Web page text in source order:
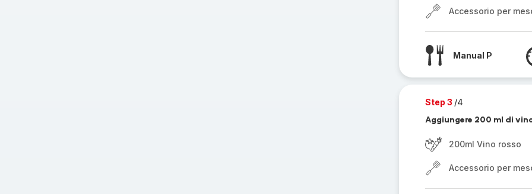
Accessorio per
Manual P
Step 3 /4
Aggiungere 200 ml di
200ml Vino rosso
Accessorio per